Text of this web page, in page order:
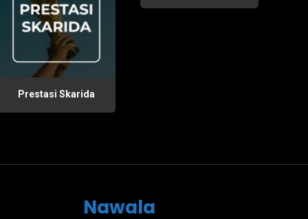
Prestasi Skarida
Nawala